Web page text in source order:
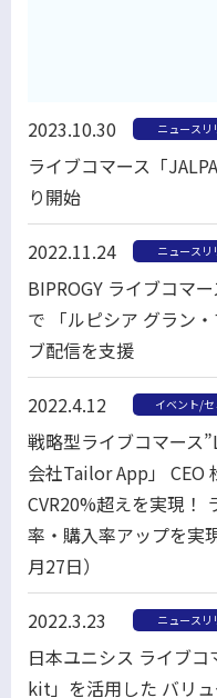
2023.10.30 ニュースリ
ライブコマース「
り開始
別
ウ
ィ
ン
ド
ウ
で
開
く
2022.11.24 ニュースリ
BIPROGY ライブコマ
で 「ルピシア グラン
ブ配信を支援
別
ウ
ィ
ン
ド
ウ
で
開
く
2022.4.12 イベント/
戦略型ライブコマース
会社Tailor App」 CEO
CVR20%超えを実現！
率・購入率アップを実
月27日）
別
ウ
ィ
ン
2022.3.23 ニュースリ
日本ユニシス ライブ
kit」を活用した バリ